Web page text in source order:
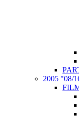
2005 "08/